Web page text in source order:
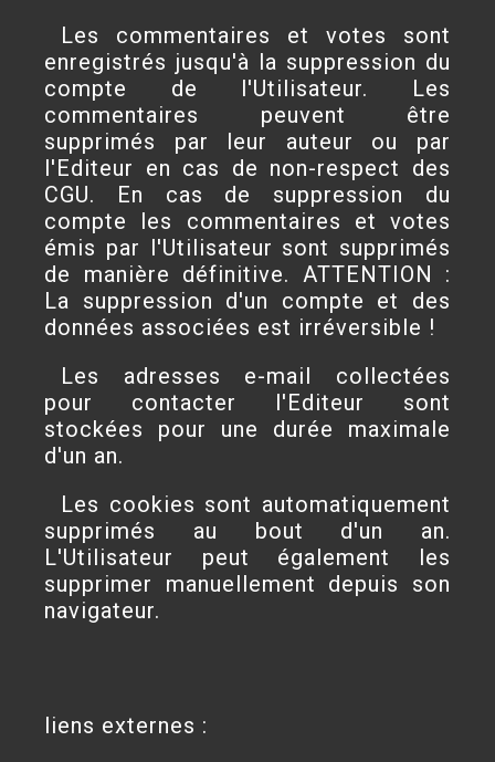
Les commentaires et votes sont
enregistrés jusqu'à la suppression du
compte de l'Utilisateur. Les
commentaires peuvent être
supprimés par leur auteur ou par
l'Editeur en cas de non-respect des
CGU. En cas de suppression du
compte les commentaires et votes
émis par l'Utilisateur sont supprimés
de manière définitive. ATTENTION :
La suppression d'un compte et des
données associées est irréversible !
Les adresses e-mail collectées
pour contacter l'Editeur sont
stockées pour une durée maximale
d'un an.
Les cookies sont automatiquement
supprimés au bout d'un an.
L'Utilisateur peut également les
supprimer manuellement depuis son
navigateur.
liens externes :